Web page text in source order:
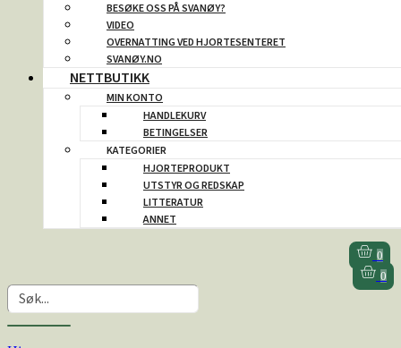
BESØKE OSS PÅ SVANØY?
VIDEO
OVERNATTING VED HJORTESENTERET
SVANØY.NO
NETTBUTIKK
MIN KONTO
HANDLEKURV
BETINGELSER
KATEGORIER
HJORTEPRODUKT
UTSTYR OG REDSKAP
LITTERATUR
ANNET
0
0